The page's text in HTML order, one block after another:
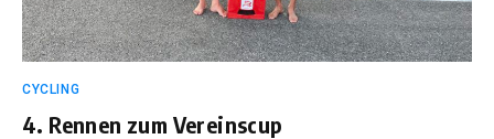
CYCLING
4. Rennen zum Vereinscup